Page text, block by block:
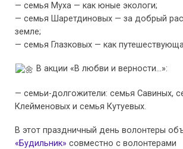
— семья Муха — как юные экологи;
— семья Шаретдиновых — за добрый
земле;
— семья Глазковых — как
В акции «В любви и верности…»:
— семьи-долгожители: семья Савиных,
Клейменовых и семья Кутуевых.
В этот праздничный день волонтеры
«Будильник» совместно с волонтерами